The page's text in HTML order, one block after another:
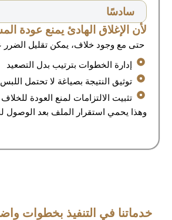
سادسًا
لأن الإغلاق الهادئ يمنع عودة
حتى مع وجود خلاف، يمكن تقليل الضرر
إدارة الخطوات بترتيب بدل التصعيد
توثيق النتيجة بصياغة لا تحتمل اللبس
تثبيت الالتزامات لمنع العودة للخلاف
وهذا يحمي استقرار الملف بعد الوصول
خدماتنا في التنفيذ بخطوات